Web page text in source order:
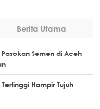
Berita Utama
Semen di Aceh
Hampir Tujuh